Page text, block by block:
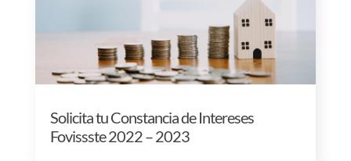
Solicita tu Constancia de Intereses
Fovissste 2022 – 2023